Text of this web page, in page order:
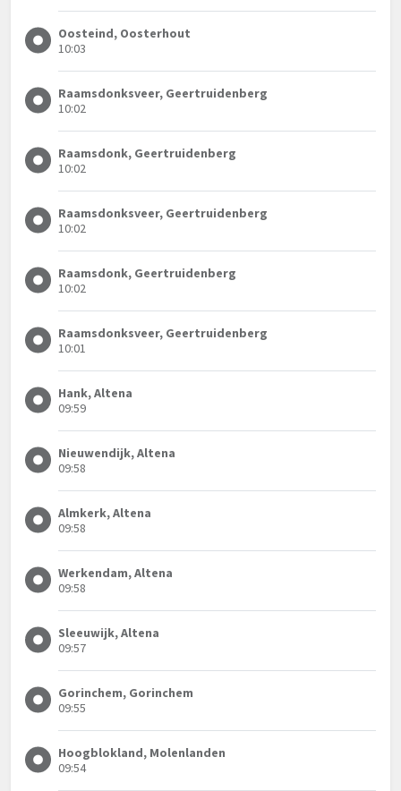
Oosteind, Oosterhout
10:03
Raamsdonksveer, Geertruidenberg
10:02
Raamsdonk, Geertruidenberg
10:02
Raamsdonksveer, Geertruidenberg
10:02
Raamsdonk, Geertruidenberg
10:02
Raamsdonksveer, Geertruidenberg
10:01
Hank, Altena
09:59
Nieuwendijk, Altena
09:58
Almkerk, Altena
09:58
Werkendam, Altena
09:58
Sleeuwijk, Altena
09:57
Gorinchem, Gorinchem
09:55
Hoogblokland, Molenlanden
09:54